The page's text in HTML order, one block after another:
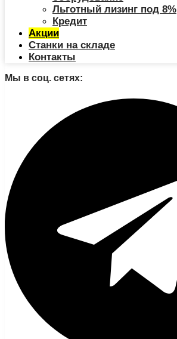
Льготный лизинг под 8%
Кредит
Акции
Станки на складе
Контакты
Мы в соц. сетях: